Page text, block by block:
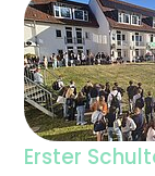
Erster